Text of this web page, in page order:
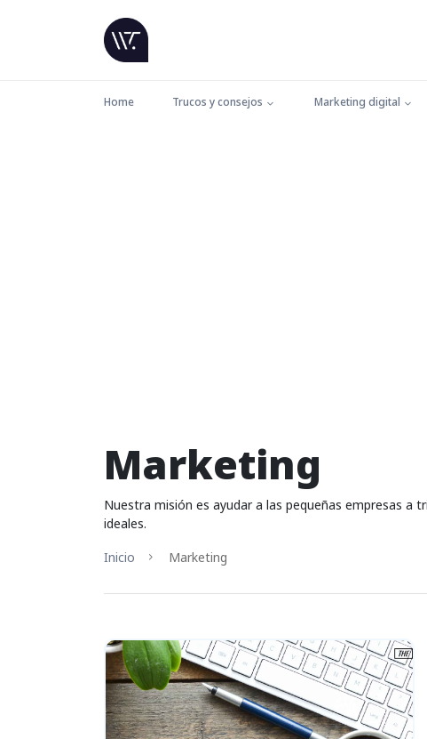
Home Trucos y consejos Marketing digital
Marketing
Nuestra misión es ayudar a las pequeñas empresas a
ideales.
Inicio
Marketing